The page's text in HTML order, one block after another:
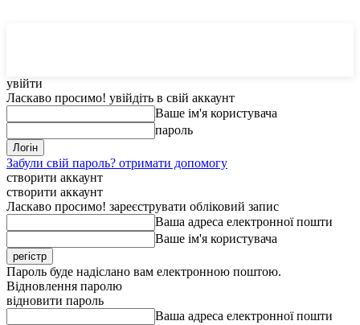
увійти
Ласкаво просимо! увійдіть в свій аккаунт
Ваше ім'я користувача
пароль
Забули свій пароль? отримати допомогу
створити аккаунт
створити аккаунт
Ласкаво просимо! зареєструвати обліковий запис
Ваша адреса електронної пошти
Ваше ім'я користувача
Пароль буде надіслано вам електронною поштою.
Відновлення паролю
відновити пароль
Ваша адреса електронної пошти